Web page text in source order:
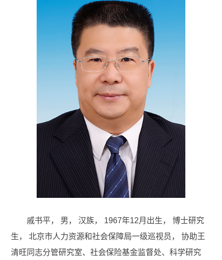
戚书平， 男， 汉族， 1967年12月出生，博士研究
生，北京市人力资源和社会保障局一级巡视员， 协助王
清旺同志分管研究室、社会保险基金监督处、科学研究